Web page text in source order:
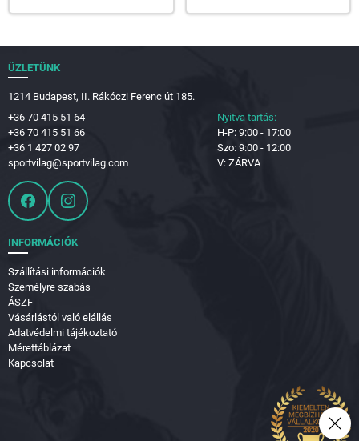
ÜZLETÜNK
1214 Budapest, II. Rákóczi Ferenc út 185.
+36 70 415 51 64
+36 70 415 51 66
+36 1 427 02 97
sportvilag@sportvilag.com
Nyitva tartás:
H-P: 9:00 - 17:00
Szo: 9:00 - 12:00
V: ZÁRVA
INFORMÁCIÓK
Szállítási információk
Személyre szabás
ÁSZF
Vásárlástól való elállás
Adatvédelmi tájékoztató
Mérettáblázat
Kapcsolat